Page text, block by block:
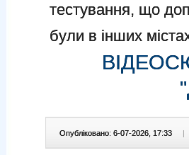
тестування, що
були в інших
Опубліковано: 6-07-2026, 17:33 |